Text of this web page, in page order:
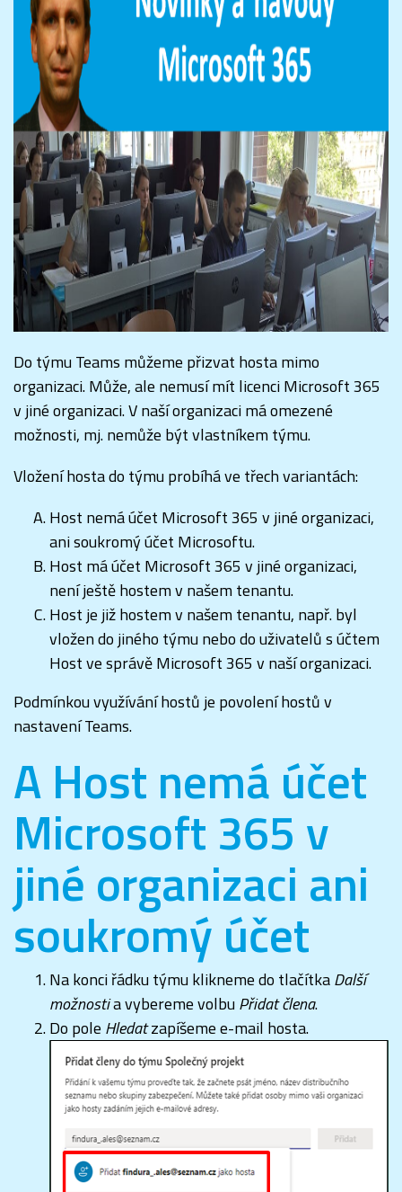
Do týmu Teams můžeme přizvat hosta mimo
organizaci. Může, ale nemusí mít licenci Microsoft 365
v jiné organizaci. V naší organizaci má omezené
možnosti, mj. nemůže být vlastníkem týmu.
Vložení hosta do týmu probíhá ve třech variantách:
Host nemá účet Microsoft 365 v jiné organizaci,
ani soukromý účet Microsoftu.
Host má účet Microsoft 365 v jiné organizaci,
není ještě hostem v našem tenantu.
Host je již hostem v našem tenantu, např. byl
vložen do jiného týmu nebo do uživatelů s účtem
Host ve správě Microsoft 365 v naší organizaci.
Podmínkou využívání hostů je povolení hostů v
nastavení Teams.
A Host nemá účet
Microsoft 365 v
jiné organizaci ani
soukromý účet
Na konci řádku týmu klikneme do tlačítkaDalší
možnostia vybereme volbuPřidat člena.
Do pole Hledatzapíšeme e-mail hosta.